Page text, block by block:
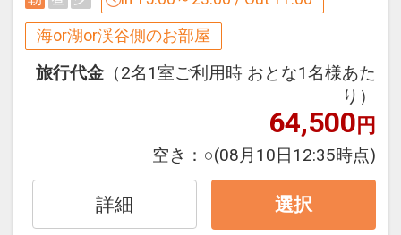
島の朝を彩る、温もり感じるふっくらお
にぎりと地元ベーカリーの香ばしい特製
パン。
オリオンビールのフリーフローととも
に、心はずむ美味しさをご提供します。
メインダイニング「The Orion Brasserie
＆ Table」（6:30～10:00）
※朝食をランチへ振替可／要予約
海or湖or渓谷側のお部屋
旅行代金 （2名1室ご利用時 おとな1名様あた
り）
64,500円
空き： ○(08月10日12:35時点)
詳細 選択